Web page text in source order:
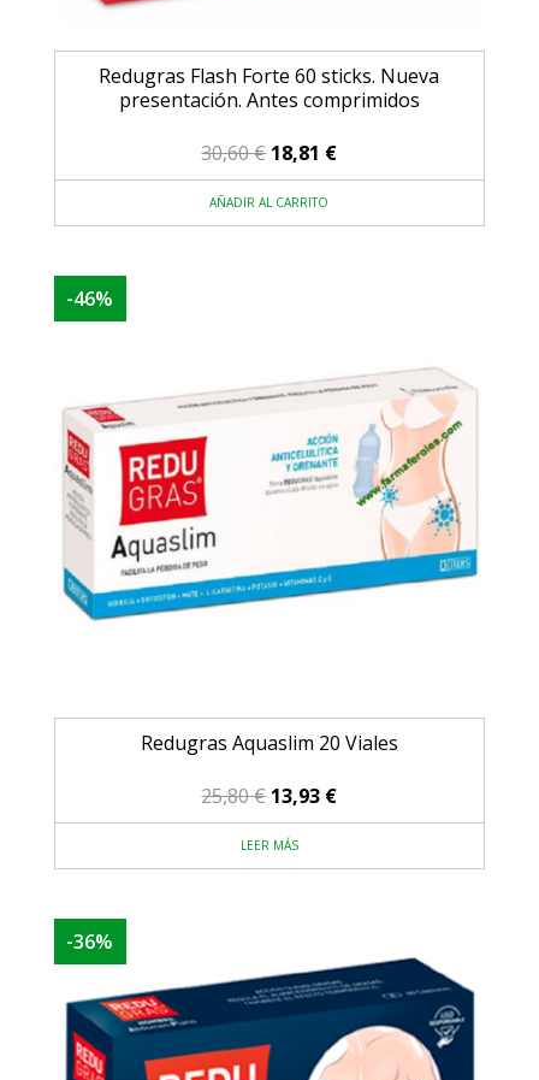
Redugras Flash Forte 60 sticks. Nueva
presentación. Antes comprimidos
30,60€ El
precio
original
18,81 €El
precio
AÑADIR AL CARRITO
-46%
Redugras Aquaslim 20 Viales
25,80€ El
precio
original
13,93 €El
precio
LEER MÁS
-36%